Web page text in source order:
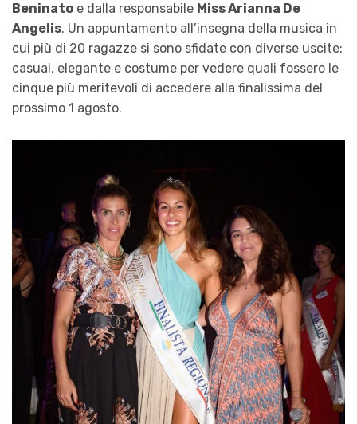
Beninato e dalla responsabile MissArianna De
Angelis. Un appuntamento all’insegna della musica in
cui più di 20 ragazze si sono sfidate con diverse uscite:
casual, elegante e costume per vedere quali fossero le
cinque più meritevoli di accedere alla finalissima del
prossimo 1 agosto.